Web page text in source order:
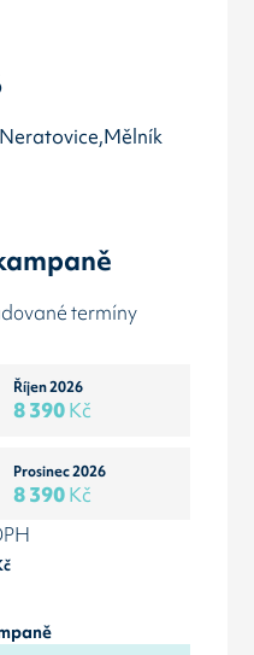
termíny
Říjen 2026
8 390Kč
Prosinec 2026
8 390Kč